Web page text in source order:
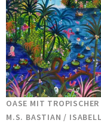
OASE MIT TROPISCHER
M.S. BASTIAN /